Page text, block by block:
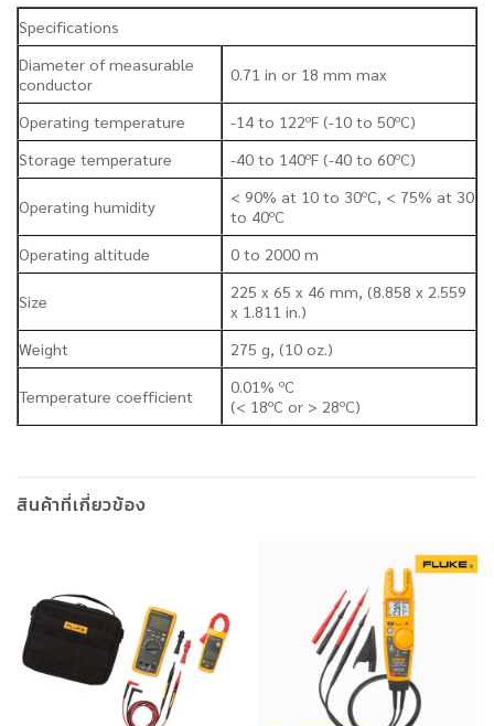
Specifications
Diameter of measurable
conductor
0.71 in or 18 mm max
Operating temperature
-14 to 122ºF (-10 to 50ºC)
Storage temperature
-40 to 140ºF (-40 to 60ºC)
Operating humidity
< 90% at 10 to 30ºC, < 75% at 30
to 40ºC
Operating altitude
0 to 2000 m
Size
225 x 65 x 46 mm, (8.858 x 2.559
x 1.811 in.)
Weight
275 g, (10 oz.)
Temperature coefficient
0.01% ºC
(< 18ºC or > 28ºC)
สินค้าที่เกี่ยวข้อง